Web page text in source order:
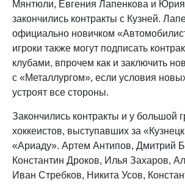
Мянтюли, Евгения Лапенкова и
закончились контракты с Кузней.
официально новичком
игроки также могут подписать
клубами, впрочем как и заключить
с «Металлургом», если условия
устроят все стороны.
Закончились контракты и у большой
хоккеистов, выступавших за
«Ариаду». Артем Антипов, Дмитрий
Константин Дроков, Илья Захаров,
Иван Стребков, Никита Усов,